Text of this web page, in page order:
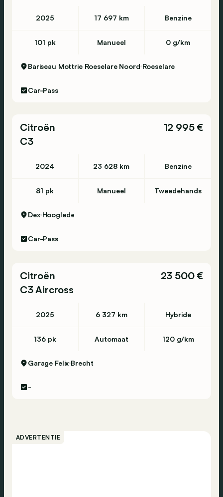
2025 17 697 km Benzine
101 pk Manueel 0 g/km
Bariseau Mottrie Roeselare Noord Roeselare
Car-Pass
Citroën
C3
12 995 €
2024 23 628 km Benzine
81 pk Manueel Tweedehands
Dex Hooglede
Car-Pass
Citroën
C3 Aircross
23 500 €
2025 6 327 km Hybride
136 pk Automaat 120 g/km
Garage Felix Brecht
-
ADVERTENTIE